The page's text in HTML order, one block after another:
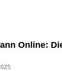
Online: